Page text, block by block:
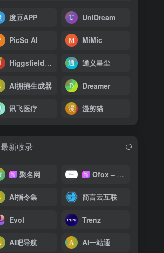
度豆APP UniDream
PicSo AI MiMic
Higgsfield AI 通义星尘
AI拥抱生成器 Dreamer
讯飞医疗 漫剪猫
最新收录
新 聚名网 新 Ofox – 大模型 API 聚合平台
AI指令集 简言云互联
Evol Trenz
AI吧导航 AI一站通